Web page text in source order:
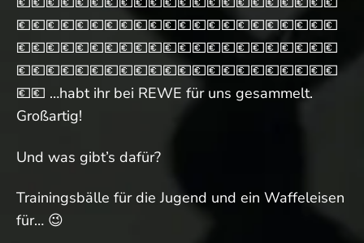
💶💶💶💶💶💶💶💶💶💶💶💶💶💶💶💶💶💶💶💶💶💶
💶💶💶💶💶💶💶💶💶💶💶💶💶💶💶💶💶💶💶💶💶💶
💶💶💶💶💶💶💶💶💶💶💶💶💶💶💶💶💶💶💶💶💶💶
💶💶 …habt ihr bei REWE für uns gesammelt.
Großartig!
Und was gibt’s dafür?
Trainingsbälle für die Jugend und ein Waffeleisen
für… 😉